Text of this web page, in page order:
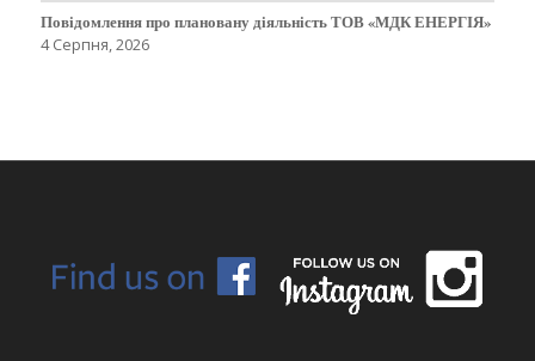
Повідомлення про плановану діяльність ТОВ «МДК ЕНЕРГІЯ»
4 Серпня, 2026